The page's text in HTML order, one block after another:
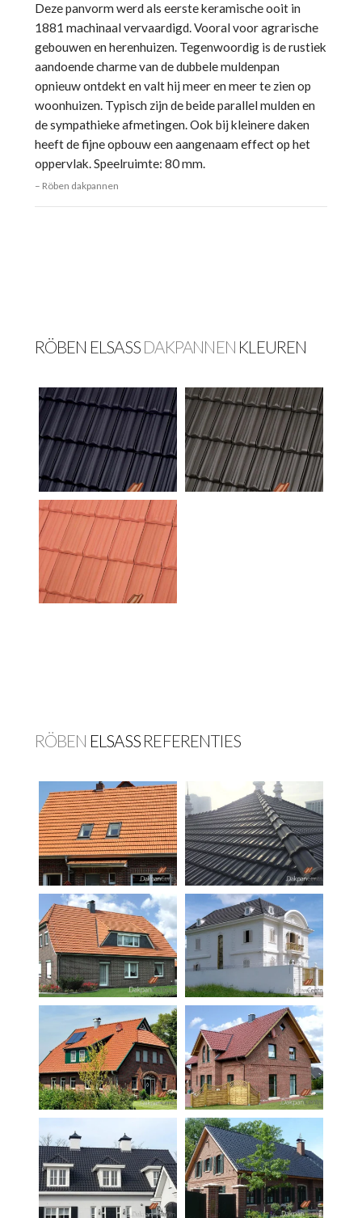
Deze panvorm werd als eerste keramische ooit in
1881 machinaal vervaardigd. Vooral voor agrarische
gebouwen en herenhuizen. Tegenwoordig is de rustiek
aandoende charme van de dubbele muldenpan
opnieuw ontdekt en valt hij meer en meer te zien op
woonhuizen. Typisch zijn de beide parallel mulden en
de sympathieke afmetingen. Ook bij kleinere daken
heeft de fijne opbouw een aangenaam effect op het
oppervlak. Speelruimte: 80 mm.
Röben dakpannen
RÖBEN ELSASS DAKPANNEN KLEUREN
RÖBEN ELSASS REFERENTIES